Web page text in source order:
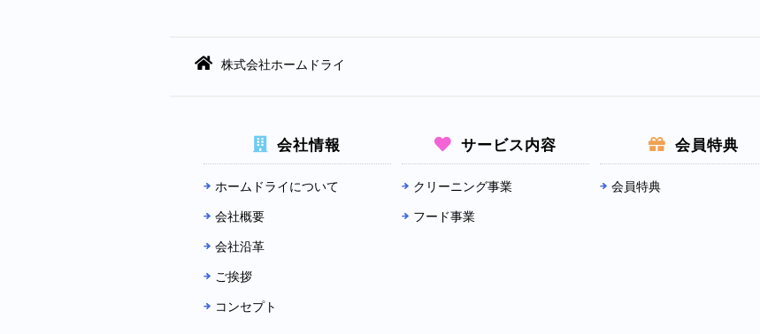
株式会社ホームドライ
会社情報
ホームドライについて
会社概要
会社沿革
ご挨拶
コンセプト
サービス内容
クリーニング事業
フード事業
会員特典
会員特典